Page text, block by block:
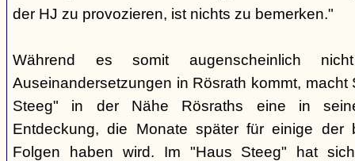
der HJ zu provozieren, ist nichts zu bemerken."
Während es somit augenscheinlich
Auseinandersetzungen in Rösrath kommt, macht
Steeg" in der Nähe Rösraths eine in
Entdeckung, die Monate später für einige der
Folgen haben wird. Im "Haus Steeg" hat